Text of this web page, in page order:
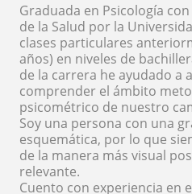
Graduada en Psicología
de la Salud por la
clases particulares
años) en niveles de
de la carrera he ayudado a
comprender el ámbito
psicométrico de nuestro
Soy una persona con una
esquemática, por lo que
de la manera más visual
relevante.
Cuento con experiencia en